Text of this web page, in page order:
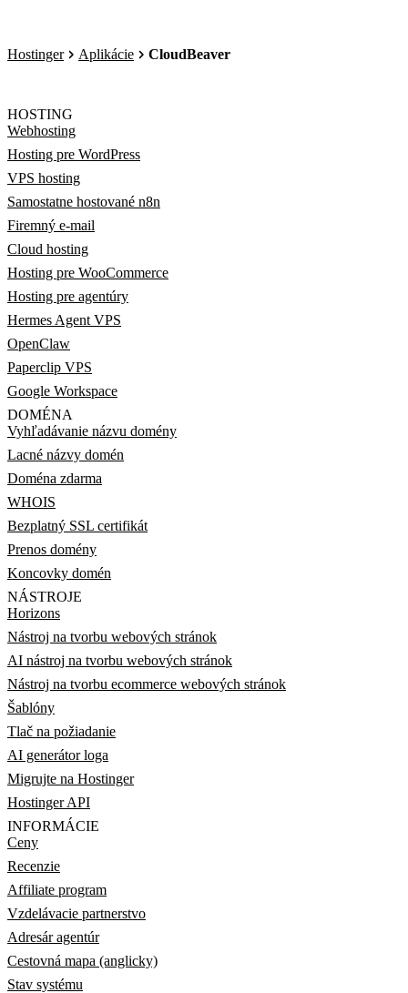
Hostinger Aplikácie CloudBeaver
HOSTING
Webhosting
Hosting pre WordPress
VPS hosting
Samostatne hostované n8n
Firemný e-mail
Cloud hosting
Hosting pre WooCommerce
Hosting pre agentúry
Hermes Agent VPS
OpenClaw
Paperclip VPS
Google Workspace
DOMÉNA
Vyhľadávanie názvu domény
Lacné názvy domén
Doména zdarma
WHOIS
Bezplatný SSL certifikát
Prenos domény
Koncovky domén
NÁSTROJE
Horizons
Nástroj na tvorbu webových stránok
AI nástroj na tvorbu webových stránok
Nástroj na tvorbu ecommerce webových stránok
Šablóny
Tlač na požiadanie
AI generátor loga
Migrujte na Hostinger
Hostinger API
INFORMÁCIE
Ceny
Recenzie
Affiliate program
Vzdelávacie partnerstvo
Adresár agentúr
Cestovná mapa (anglicky)
Stav systému